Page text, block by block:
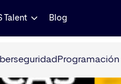
Talent Blog
Programación